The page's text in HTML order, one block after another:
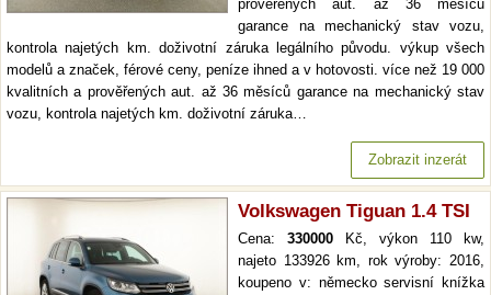
prověřených aut. až 36 měsíců
garance na mechanický stav vozu,
kontrola najetých km. doživotní záruka legálního původu. výkup všech
modelů a značek, férové ceny, peníze ihned a v hotovosti. více než 19 000
kvalitních a prověřených aut. až 36 měsíců garance na mechanický stav
vozu, kontrola najetých km. doživotní záruka…
Zobrazit inzerát
Volkswagen Tiguan 1.4 TSI
Cena: 330000 Kč, výkon 110 kw,
najeto 133926 km, rok výroby: 2016,
koupeno v: německo servisní knížka